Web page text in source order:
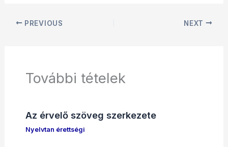
PREVIOUS NEXT
További tételek
Az érvelő szöveg szerkezete
Nyelvtan érettségi